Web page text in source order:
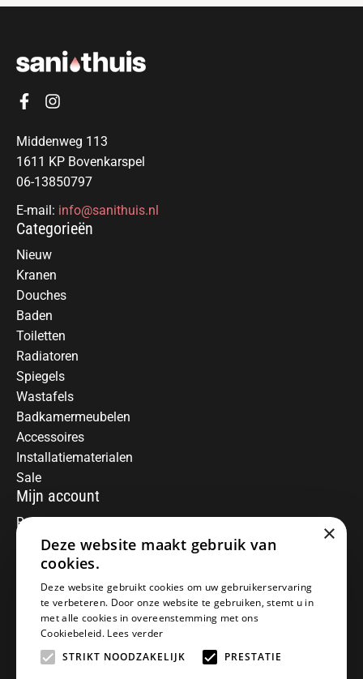
Middenweg 113
1611 KP Bovenkarspel
06-13850797
E-mail: info@sanithuis.nl
Categorieën
Nieuw
Kranen
Douches
Baden
Toiletten
Radiatoren
Spiegels
Wastafels
Badkamermeubelen
Accessoires
Installatiematerialen
Sale
Mijn account
Registreren
Mijn bestellingen
Informatie
Over ons
Algemene voorwaarden
Disclaimer
Privacy Policy
Betaalmethoden
×
Deze website maakt gebruik van
cookies.
Deze website gebruikt cookies om uw gebruikerservaring
te verbeteren. Door onze website te gebruiken, stemt u in
met alle cookies in overeenstemming met ons
Cookiebeleid. Lees verder
STRIKT NOODZAKELIJK
PRESTATIE